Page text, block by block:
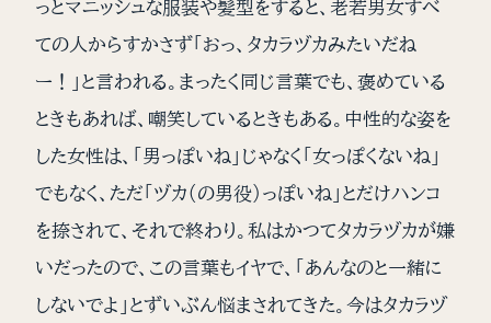
っとマニッシュな服装や髪型をすると、老若男女すべ
ての人からすかさず「おっ、タカラヅカみたいだね
ー！」と言われる。まったく同じ言葉でも、褒めている
ときもあれば、嘲笑しているときもある。中性的な姿を
した女性は、「男っぽいね」じゃなく「女っぽくないね」
でもなく、ただ「ヅカ（の男役）っぽいね」とだけハンコ
を捺されて、それで終わり。私はかつてタカラヅカが嫌
いだったので、この言葉もイヤで、「あんなのと一緒に
しないでよ」とずいぶん悩まされてきた。今はタカラヅ